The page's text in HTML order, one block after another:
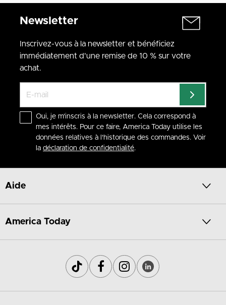
Newsletter
Inscrivez-vous à la newsletter et bénéficiez
immédiatement d'une remise de 10 % sur votre
achat.
Oui, je m'inscris à la newsletter. Cela correspond à
mes intérêts. Pour ce faire, America Today utilise les
données relatives à l'historique des commandes. Voir
la déclaration de confidentialité.
Aide
America Today